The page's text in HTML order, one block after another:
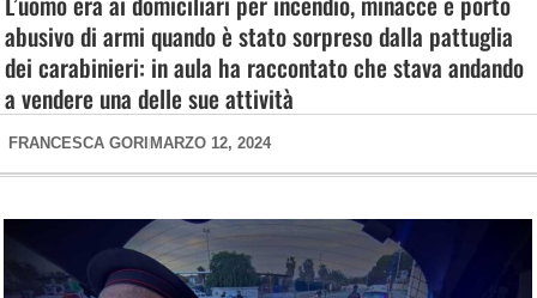
abusivo di armi quando è stato sorpreso dalla pattuglia
dei carabinieri: in aula ha raccontato che stava andando
a vendere una delle sue attività
FRANCESCA GORI MARZO 12, 2024